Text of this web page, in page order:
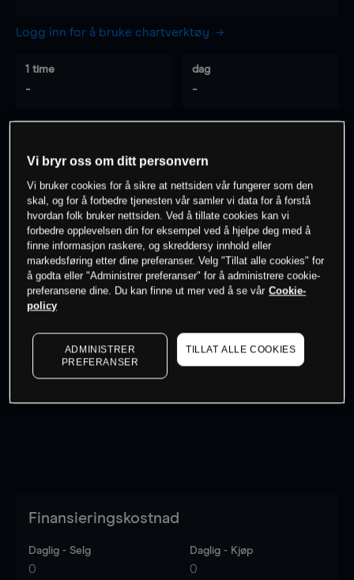
Logg inn for å bruke chartverktøy
1 time
-
dag
-
- -
0% av kunder erpå dette instrumentet
Søk om konto
Kursene er veiledende.Log in
Finansieringskostnad
Daglig - Selg
0
Daglig - Kjøp
0
Vi bryr oss om ditt personvern
Vi bruker cookies for å sikre at nettsiden vår fungerer som den
skal, og for å forbedre tjenesten vår samler vi data for å forstå
hvordan folk bruker nettsiden. Ved å tillate cookies kan vi
forbedre opplevelsen din for eksempel ved å hjelpe deg med å
finne informasjon raskere, og skreddersy innhold eller
markedsføring etter dine preferanser. Velg "Tillat alle cookies" for
å godta eller "Administrer preferanser" for å administrere cookie-
preferansene dine. Du kan finne ut mer ved å se vår Cookie-
policy
ADMINISTRER
PREFERANSER
TILLAT ALLE COOKIES